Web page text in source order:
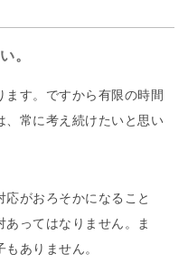
。
す。ですから有限の時間
、常に考え続けたいと思い
がおろそかになること
ってはなりません。ま
ありません。